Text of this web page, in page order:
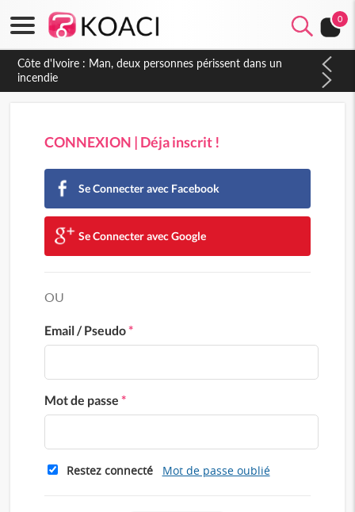
0
Côte d'Ivoire : Man, deux personnes périssent dans un
incendie
CONNEXION | Déja inscrit !
Se Connecter avec Facebook
Se Connecter avec Google
OU
Email / Pseudo*
Mot de passe *
Restez connecté Mot de passe oublié